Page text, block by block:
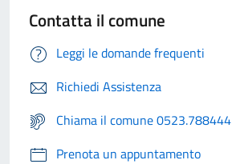
Contatta il comune
Leggi le domande frequenti
Richiedi Assistenza
Chiama il comune 0523.788444
Prenota un appuntamento